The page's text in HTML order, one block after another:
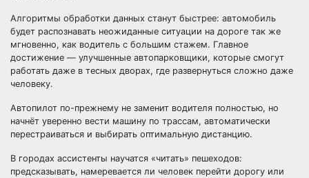
Алгоритмы обработки данных станут быстрее: автомобиль
будет распознавать неожиданные ситуации на дороге так же
мгновенно, как водитель с большим стажем. Главное
достижение — улучшенные автопарковщики, которые смогут
работать даже в тесных дворах, где развернуться сложно даже
человеку.
Автопилот по-прежнему не заменит водителя полностью, но
начнёт уверенно вести машину по трассам, автоматически
перестраиваться и выбирать оптимальную дистанцию.
В городах ассистенты научатся «читать» пешеходов:
предсказывать, намеревается ли человек перейти дорогу или